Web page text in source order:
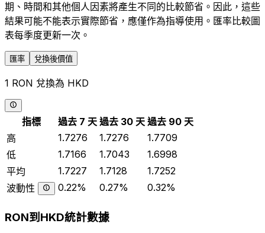
期、時間和其他個人因素將產生不同的比較節省。因此，這些
結果可能不能表示實際節省，應僅作為指導使用。匯率比較圖
表每季度更新一次。
匯率 兌換後價值
1 RON 兌換為 HKD
指標 過去 7 天 過去 30 天 過去 90 天
高
1.7276 1.7276
1.7709
低
1.7166 1.7043
1.6998
平均
1.7227 1.7128
1.7252
波動性
0.22% 0.27% 0.32%
RON到HKD統計數據